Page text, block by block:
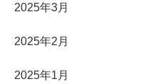
2025年3月
2025年2月
2025年1月